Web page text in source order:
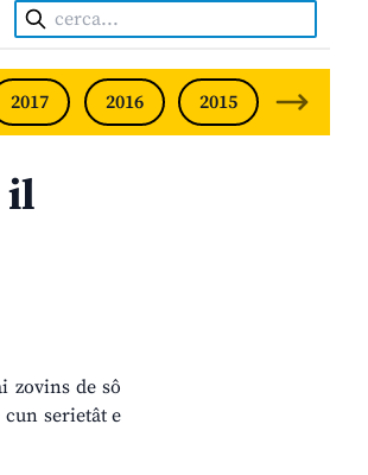
Cerca:
2017 2016 2015 2014
il
zovins de sô
serietât e